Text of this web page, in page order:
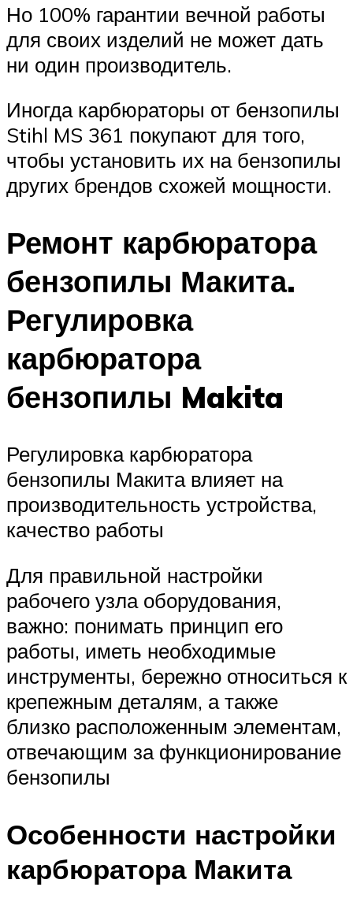
Но 100% гарантии вечной работы
для своих изделий не может дать
ни один производитель.
Иногда карбюраторы от бензопилы
Stihl MS 361 покупают для того,
чтобы установить их на бензопилы
других брендов схожей мощности.
Ремонт карбюратора
бензопилы Макита.
Регулировка
карбюратора
бензопилы Makita
Регулировка карбюратора
бензопилы Макита влияет на
производительность устройства,
качество работы
Для правильной настройки
рабочего узла оборудования,
важно: понимать принцип его
работы, иметь необходимые
инструменты, бережно относиться к
крепежным деталям, а также
близко расположенным элементам,
отвечающим за функционирование
бензопилы
Особенности настройки
карбюратора Макита